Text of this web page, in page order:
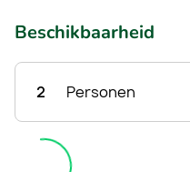
Beschikbaarheid
2 Personen